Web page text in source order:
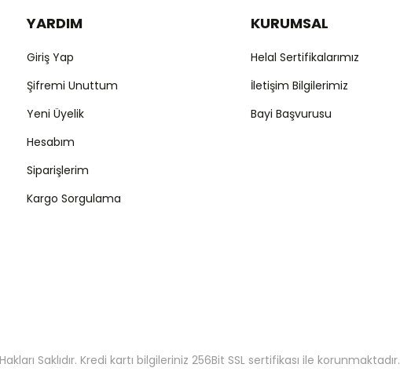
YARDIM
Giriş Yap
Şifremi Unuttum
Yeni Üyelik
Hesabım
Siparişlerim
Kargo Sorgulama
KURUMSAL
Helal Sertifikalarımız
İletişim Bilgilerimiz
Bayi Başvurusu
Saklıdır. Kredi kartı bilgileriniz 256Bit SSL sertifikası ile korunmaktadır.